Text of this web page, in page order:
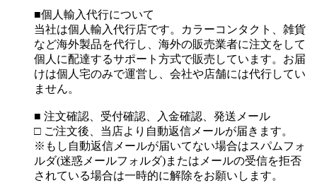
■個人輸入代行について
当社は個人輸入代行店です。カラーコンタクト、雑貨
など海外製品を代行し、海外の販売業者に注文をして
個人に配達するサポート方式で販売しています。お届
けは個人宅のみで運営し、会社や店舗には代行してい
ません。
■ 注文確認、受付確認、入金確認、発送メール
□ ご注文後、当店より自動返信メールが届きます。
※もし自動返信メールが届いてない場合はスパムフォ
ルダ(迷惑メールフォルダ)またはメールの受信を拒否
されている場合は一時的に解除をお願いします。